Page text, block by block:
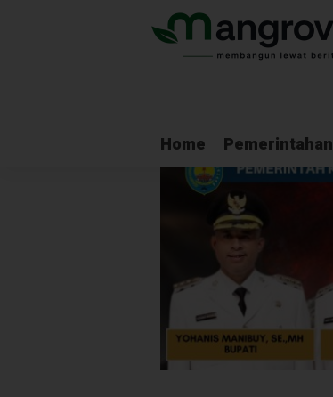
Home Pemerintahan